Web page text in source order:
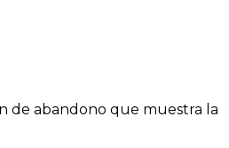
de abandono que muestra la